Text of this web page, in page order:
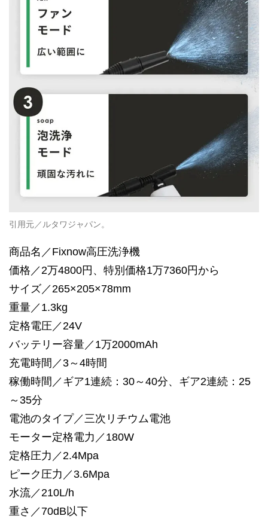
引用元／ルタワジャパン。
商品名／Fixnow高圧洗浄機
価格／2万4800円、特別価格1万7360円から
サイズ／265×205×78mm
重量／1.3kg
定格電圧／24V
バッテリー容量／1万2000mAh
充電時間／3～4時間
稼働時間／ギア1連続：30～40分、ギア2連続：25
～35分
電池のタイプ／三次リチウム電池
モーター定格電力／180W
定格圧力／2.4Mpa
ピーク圧力／3.6Mpa
水流／210L/h
重さ／70dB以下